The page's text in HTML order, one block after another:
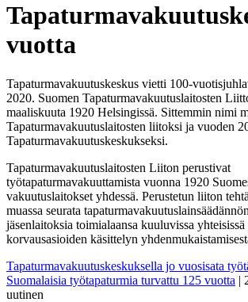
vuotta
Tapaturmavakuutuskeskus vietti 100-
2020. Suomen Tapaturmavakuutuslaitosten
maaliskuuta 1920 Helsingissä. Sittemmin nimi
Tapaturmavakuutuslaitosten liitoksi ja vuoden
Tapaturmavakuutuskeskukseksi.
Tapaturmavakuutuslaitosten Liiton perustivat
työtapaturmavakuuttamista vuonna 1920
vakuutuslaitokset yhdessä. Perustetun liiton
muassa seurata
jäsenlaitoksia toimialaansa kuuluvissa
korvausasioiden käsittelyn
Tapaturmavakuutuskeskuksella jo vuosisata
Suomalaisia työtapaturmia turvattu 125 vuotta |
uutinen